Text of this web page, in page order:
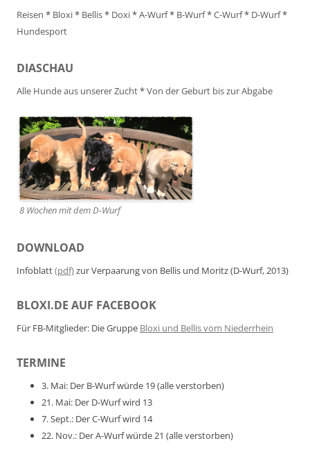
Reisen * Bloxi* Bellis* Doxi*A-Wurf* B-Wurf*C-Wurf* D-Wurf*
Hundesport
DIASCHAU
Alle Hunde aus unserer Zucht*Von der Geburt bis zur Abgabe
8 Wochen mit dem D-Wurf
DOWNLOAD
Infoblatt(pdf)zur Verpaarung von Bellis und Moritz (D-Wurf, 2013)
BLOXI.DE AUF FACEBOOK
Für FB-Mitglieder: Die Gruppe Bloxi und Bellis vom Niederrhein
TERMINE
3. Mai: Der B-Wurf würde 19 (alle verstorben)
21. Mai: Der D-Wurf wird 13
7. Sept.: Der C-Wurf wird 14
22. Nov.: Der A-Wurf würde 21 (alle verstorben)